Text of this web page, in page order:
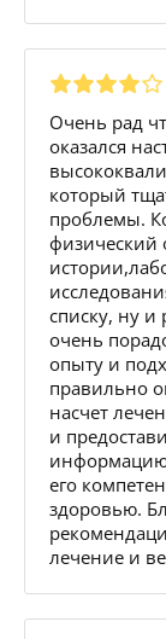
Очень рад
оказался
который
проблемы.
физический
списку, ну и
очень
опыту и
правильно
насчет
и
его
здоровью.
лечение и